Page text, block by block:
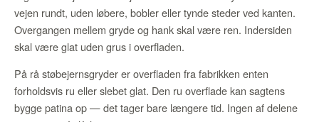
vejen rundt, uden løbere, bobler eller tynde steder ved kanten.
Overgangen mellem gryde og hank skal være ren. Indersiden
skal være glat uden grus i overfladen.
På rå støbejernsgryder er overfladen fra fabrikken enten
forholdsvis ru eller slebet glat. Den ru overflade kan sagtens
bygge patina op — det tager bare længere tid. Ingen af delene